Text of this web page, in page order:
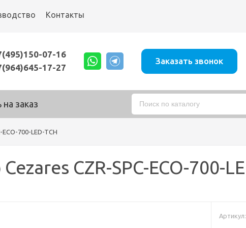
Контакты
07-16
17-27
Заказать звонок
заказ
700-LED-TCH
CZR-SPC-ECO-700-
Артикул: